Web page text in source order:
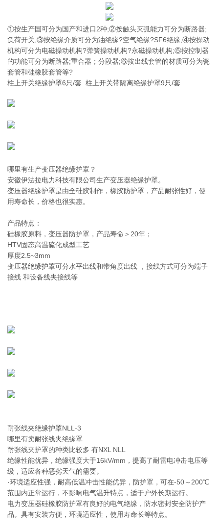
①按生产国可分为国产和进口2种;②按触头灭弧能力可分为断路器;
负荷开关;③按绝缘介质可分为油绝缘?空气绝缘?SF6绝缘;④按操动
机构可分为电磁操动机构?弹簧操动机构?永磁操动机构;⑤按控制器
的功能可分为断路器;重合器；分段器;⑥按出线套管的材质可分为瓷
套管和硅橡胶套管等?
柱上开关绝缘护罩6只/套 柱上开关带隔离绝缘护罩9只/套
哪里有生产变压器绝缘护罩？
安徽伊法拉电力科技有限公司生产变压器绝缘护罩。
变压器绝缘护罩是由全硅胶制作，橡胶防护罩，产品耐张性好，使
用寿命长，价格也很实惠。
产品特点：
硅橡胶原料，变压器防护罩，产品寿命＞20年；
HTV固态高温硫化成型工艺
厚度2.5~3mm
变压器绝缘护罩可分水平出线和带角度出线 ，接线方式可分为端子
接线 和设备线夹接线等
耐张线夹绝缘护罩NLL-3
哪里有卖耐张线夹绝缘罩
耐张线夹护罩的种类比较多 有NXL NLL
绝缘性能优异，绝缘强度大于16kV/mm，提高了耐雷电冲击电压等
级，适应各种恶劣天气的需要。
·环境适应性强，耐高低温冲击性能优异，防护罩，可在-50～200℃
范围内正常运行，不影响电气温升特点，适于户外长期运行。
电力变压器硅橡胶防护罩有良好的电气绝缘，防水密封安全防护产
品。具有安装方便，环境适应性，使用寿命长等特点。